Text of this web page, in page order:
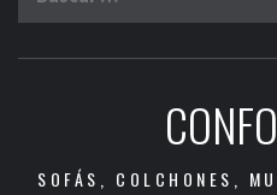
SOFÁS, COLCHONES,